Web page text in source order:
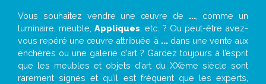
Vous souhaitez vendre une œuvre de ..., comme un
luminaire, meuble,Appliques , etc. ? Ou peut-être avez-
vous repéré une œuvre attribuée à ...dans une vente aux
enchères ou une galerie d’art ? Gardez toujours à l’esprit
que les meubles et objets d’art du XXème siècle sont
rarement signés et qu’il est fréquent que les experts,